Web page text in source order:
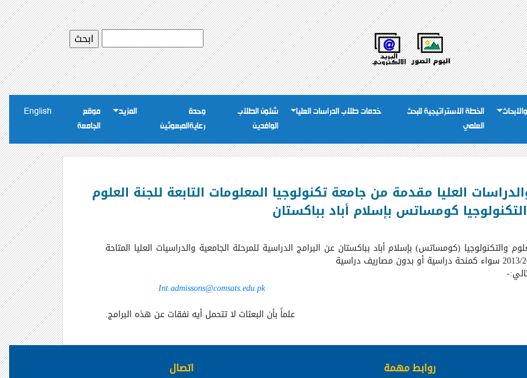
الخطة الاستراتيجية للبحث
العلمي
خدمات طلاب الدراسات العليا
شئون الطلاب
الوافدين
وحدة
رعايةالمبعوثين
المزيد
موقع
الجامعة
English
العليا مقدمة من جامعة تكنولوجيا المعلومات التابعة للجنة العلوم
كومساتس بإسلام أباد بباكستان
والتكنولوجيا (كومساتس) بإسلام أباد بباكستان عن البرامج الدراسية للمرحلة الجامعية والدراسيات العليا المتاحة
Int.admissons@comsats.edu.pk
علماً بأن البعثات لا تتحمل أيه نفقات عن هذه البرامج.
روابط مهمة اتصال